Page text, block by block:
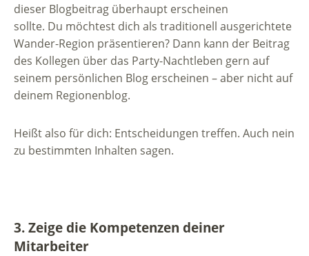
dieser Blogbeitrag überhaupt erscheinen
sollte. Du möchtest dich als traditionell ausgerichtete
Wander-Region präsentieren? Dann kann der Beitrag
des Kollegen über das Party-Nachtleben gern auf
seinem persönlichen Blog erscheinen – aber nicht auf
deinem Regionenblog.
Heißt also für dich: Entscheidungen treffen. Auch nein
zu bestimmten Inhalten sagen.
3. Zeige die Kompetenzen deiner
Mitarbeiter